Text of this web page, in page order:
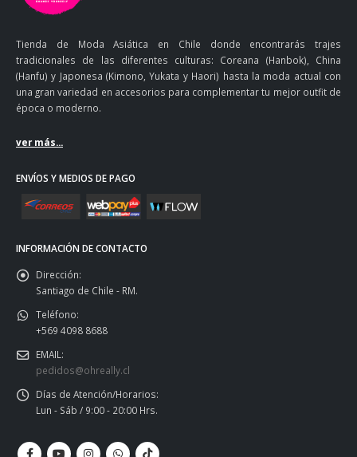
Tienda de Moda Asiática en Chile donde encontrarás trajes
tradicionales de las diferentes culturas: Coreana (Hanbok), China
(Hanfu) y Japonesa (Kimono, Yukata y Haori) hasta la moda actual con
una gran variedad en accesorios para complementar tu mejor outfit de
época o moderno.
ver más...
ENVÍOS Y MEDIOS DE PAGO
INFORMACIÓN DE CONTACTO
Dirección:
Santiago de Chile - RM.
Teléfono:
+569 4098 8688
EMAIL:
pedidos@ohreally.cl
Días de Atención/Horarios:
Lun - Sáb / 9:00 - 20:00 Hrs.